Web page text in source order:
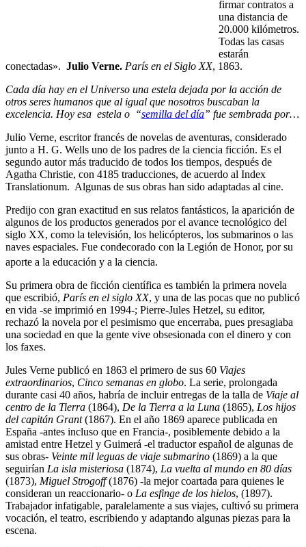
firmar contratos a
una distancia de
20.000 kilómetros.
Todas las casas
estarán
conectadas». Julio Verne. París en el Siglo XX, 1863.
Cada día hay en el Universo una estela dejada por la acción de
otros seres humanos que al igual que nosotros buscaban la
excelencia. Hoy esa estela o “semilla del día” fue sembrada por…
Julio Verne, escritor francés de novelas de aventuras, considerado
junto a H. G. Wells uno de los padres de la ciencia ficción. Es el
segundo autor más traducido de todos los tiempos, después de
Agatha Christie, con 4185 traducciones, de acuerdo al Index
Translationum. Algunas de sus obras han sido adaptadas al cine.
Predijo con gran exactitud en sus relatos fantásticos, la aparición de
algunos de los productos generados por el avance tecnológico del
siglo XX, como la televisión, los helicópteros, los submarinos o las
naves espaciales. Fue condecorado con la Legión de Honor, por su
aporte a la educación y a la ciencia.
Su primera obra de ficción científica es también la primera novela
que escribió, París en el siglo XX, y una de las pocas que no publicó
en vida -se imprimió en 1994-; Pierre-Jules Hetzel, su editor,
rechazó la novela por el pesimismo que encerraba, pues presagiaba
una sociedad en que la gente vive obsesionada con el dinero y con
los faxes.
Jules Verne publicó en 1863 el primero de sus 60 Viajes
extraordinarios, Cinco semanas en globo. La serie, prolongada
durante casi 40 años, habría de incluir entregas de la talla de Viaje al
centro de la Tierra (1864), De la Tierra a la Luna (1865), Los hijos
del capitán Grant(1867). En el año 1869 aparece publicada en
España -antes incluso que en Francia-, posiblemente debido a la
amistad entre Hetzel y Guimerá -el traductor español de algunas de
sus obras- Veinte mil leguas de viaje submarino (1869) a la que
seguirían La isla misteriosa (1874), La vuelta al mundo en 80 días
(1873), Miguel Strogoff(1876) -la mejor coartada para quienes le
consideran un reaccionario- o La esfinge de los hielos, (1897).
Trabajador infatigable, paralelamente a sus viajes, cultivó su primera
vocación, el teatro, escribiendo y adaptando algunas piezas para la
escena.